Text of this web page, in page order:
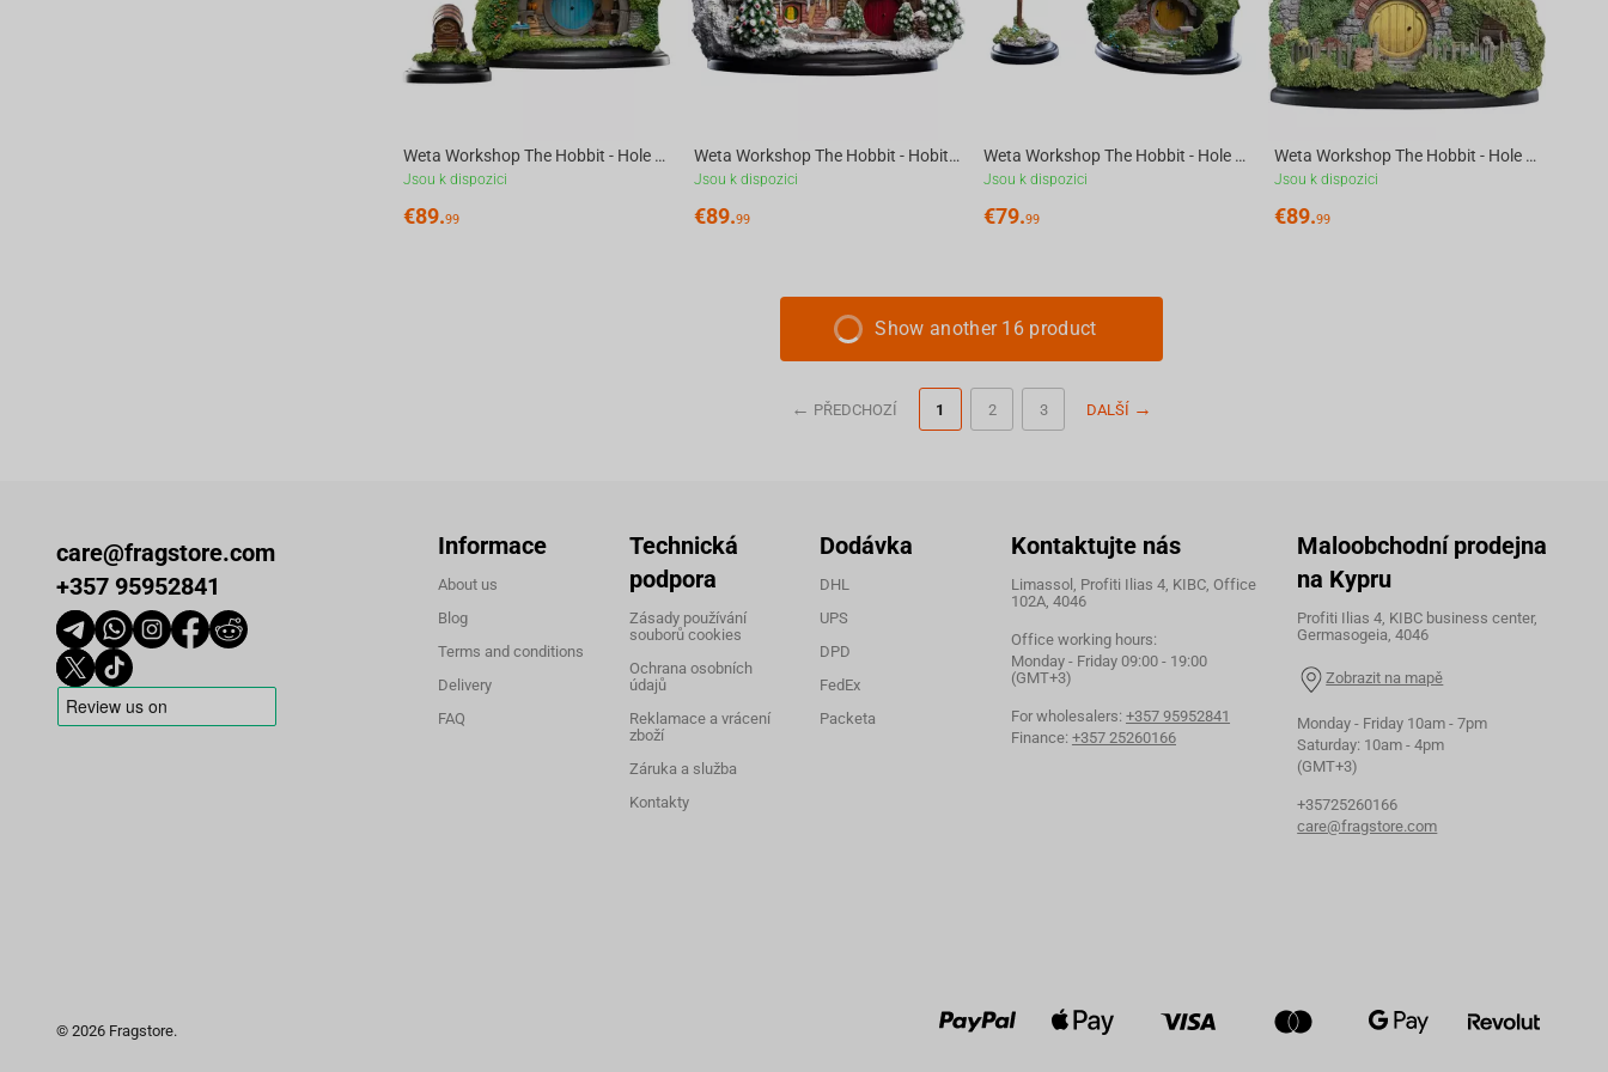
Weta Workshop The Hobbit - Hole 2A Hill Lane Environment
Jsou k dispozici
€89.99
Weta Workshop The Hobbit - Hobit 35 Bagshot Row Christmas Environment
Jsou k dispozici
€89.99
Weta Workshop The Hobbit - Hole 5 Hill Lane Environment
Jsou k dispozici
€79.99
Weta Workshop The Hobbit - Hole 16 Bagshot Row Chimney Environment
Jsou k dispozici
€89.99
Show another 16 product
PŘEDCHOZÍ 1 2 3 DALŠÍ
care@fragstore.com
+357 95952841
Informace
About us
Blog
Terms and conditions
Delivery
FAQ
Technická
podpora
Zásady používání
souborů cookies
Ochrana osobních
údajů
Reklamace a vrácení
zboží
Záruka a služba
Kontakty
Dodávka
DHL
UPS
DPD
FedEx
Packeta
Kontaktujte nás
Limassol, Profiti Ilias 4, KIBC, Office
102A, 4046
Office working hours:
Monday - Friday 09:00 - 19:00
(GMT+3)
For wholesalers: +357 95952841
Finance: +357 25260166
Maloobchodní prodejna
na Kypru
Profiti Ilias 4, KIBC business center,
Germasogeia, 4046
Zobrazit na mapě
Monday - Friday 10am - 7pm
Saturday: 10am - 4pm
(GMT+3)
+35725260166
care@fragstore.com
© 2026 Fragstore.